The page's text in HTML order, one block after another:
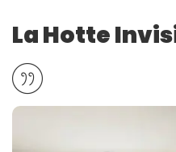
La Hotte